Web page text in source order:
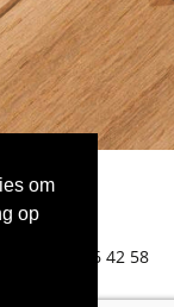
om
op
+32 56 42 58